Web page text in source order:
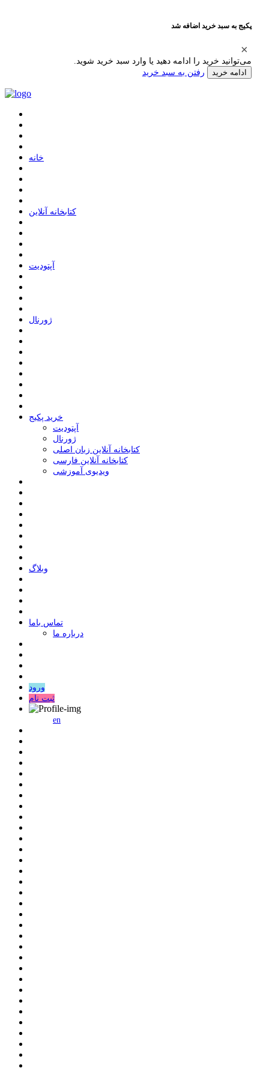
پکیج به سبد خرید اضافه شد
می‌توانید خرید را ادامه دهید یا وارد سبد خرید شوید.
ادامه خرید رفتن به سبد خرید
ﺧﺎﻧﻪ
ﮐﺘﺎﺑﺨﺎﻧﻪ ﺁﻧﻼﯾﻦ
ﺁﭘﺘﻮﺩﯾﺖ
ﮊﻭﺭﻧﺎﻝ
خرید پکیج
ﺁﭘﺘﻮﺩﯾﺖ
ﮊﻭﺭﻧﺎﻝ
کتابخانه آنلاین زبان اصلی
کتابخانه آنلاین فارسی
ویدیوی آموزشی
وبلاگ
ﺗﻤﺎﺱ ﺑﺎﻣﺎ
درباره ما
ورود
ثبت نام
en